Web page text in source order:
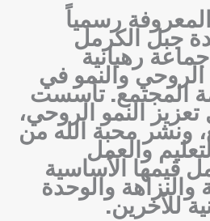
رسمياً
جبل الكرمل
رهبانية
والنمو في
المجتمع. تأسست
النمو الروحي،
ونشر محبة الله من
والعمل
قيمها الأساسية
والنزاهة والوحدة
للآخرين.